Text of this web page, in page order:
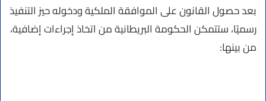
بعد حصول القانون على الموافقة الملكية ودخوله حيز التنفيذ
رسميًا، ستتمكن الحكومة البريطانية من اتخاذ إجراءات إضافية،
من بينها: